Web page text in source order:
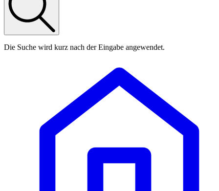
Die Suche wird kurz nach der Eingabe angewendet.